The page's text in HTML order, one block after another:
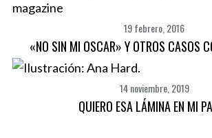
19 febrero, 2016
«NO SIN MI OSCAR» Y OTROS CASOS
14 noviembre, 2019
QUIERO ESA LÁMINA EN MI